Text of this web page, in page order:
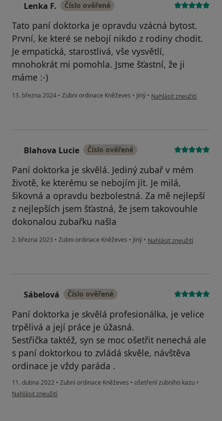
Lenka F. Číslo ověřené
Tato paní doktorka je opravdu vzácná bytost.
První, ke které se nebojí nikdo z rodiny chodit.
Je empatická, starostlivá, vše vysvětlí,
mnohokrát mi pomohla. Jsme šťastní, že ji
máme :-)
13. března 2024 • Zubni ordinace Kněževes • Jiný • podle názoru uživatele
Nahlásit zneužití
Blahova Lucie Číslo ověřené
Paní doktorka je skvělá. Jediný zubař v mém
životě, ke kterému se nebojím jít. Je milá,
šikovná a opravdu bezbolestná. Za mě nejlepší
z nejlepších jsem šťastná, že jsem takovouhle
dokonalou zubařku našla
2. března 2023 • Zubni ordinace Kněževes • Jiný • podle názoru uživatele
Nahlásit zneužití
Sábelová Číslo ověřené
Paní doktorka je skvělá profesionálka, je velice
trpělivá a její práce je úžasná.
Sestřička taktéž, syn se moc ošetřit nenechá ale
s paní doktorkou to zvládá skvěle, návštěva
ordinace je vždy paráda .
11. dubna 2022 • Zubni ordinace Kněževes • ošetření zubního kazu •
podle názoru uživatele Sábelová
Nahlásit zneužití